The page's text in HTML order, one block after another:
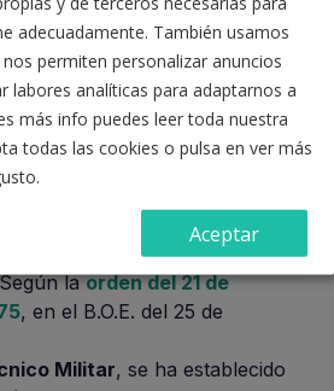
significan que la titulación
FP del mismo nivel.
(al superar Aprendizaje
a Técnico Auxiliar (FPI, FP
laorden del 21 de
, en el B.O.E. del 25 de
Militar, se ha establecido
adecuadamente. También usamos
permiten personalizar anuncios
labores analíticas para adaptarnos a
más info puedes leer toda nuestra
todas las cookies o pulsa en ver más
Aceptar